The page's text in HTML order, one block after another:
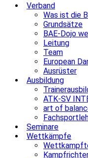
Verband
Was ist die
Grundsätze
BAE-Dojo
Leitung
Team
European
Ausrüster
Ausbildung
ATK-SV
art of
Seminare
Wettkämpfe